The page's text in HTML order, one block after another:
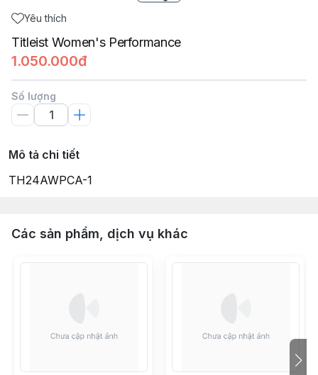
Yêu thích
Titleist Women's Performance
1.050.000đ
Số lượng
Mô tả chi tiết
TH24AWPCA-1
Các sản phẩm, dịch vụ khác